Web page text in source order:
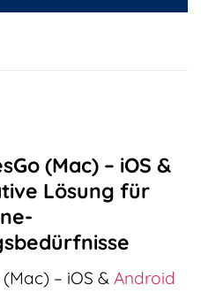
(Mac) – iOS &
Lösung für
– iOS & Android